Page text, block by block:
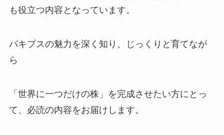
も役立つ内容となっています。
パキプスの魅力を深く知り、じっくりと育てなが
ら
「世界に一つだけの株」を完成させたい方にとっ
て、必読の内容をお届けします。